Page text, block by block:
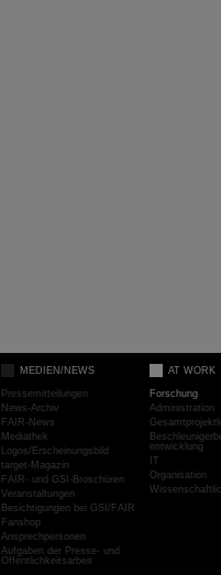
MEDIEN/NEWS
Pressemitteilungen
News-Archiv
FAIR-News
Mediathek
Logos/Erscheinungsbild
target-Magazin
FAIR- und GSI-Broschüren
Veranstaltungen
Besichtigungen bei GSI/FAIR
Fanshop
Ansprechpersonen
Aufgaben der Presse- und
Öffentlichkeitsarbeit
AT WORK
Forschung
Administration
entwicklung
IT
Organisation